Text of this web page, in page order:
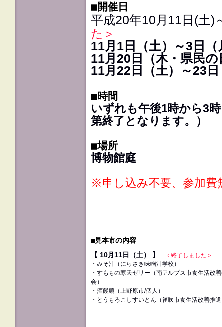
■開催日
平成20年10月11日(土)
た＞
11月1日（土）～3日
11月20日（木・県民
11月22日（土）～23
■時間
いずれも午後1時から3
第終了となります。）
■場所
博物館庭
※申し込み不要、参加費
■見本市の内容
【 10月11日（土） 】
＜終了しました＞
・みそ汁（ にらさき味噌汁学校）
・すももの寒天ゼリー（南アルプス市食生活改
会）
・酒饅頭（上野原市/個人）
・とうもろこしすいとん（笛吹市食生活改善推